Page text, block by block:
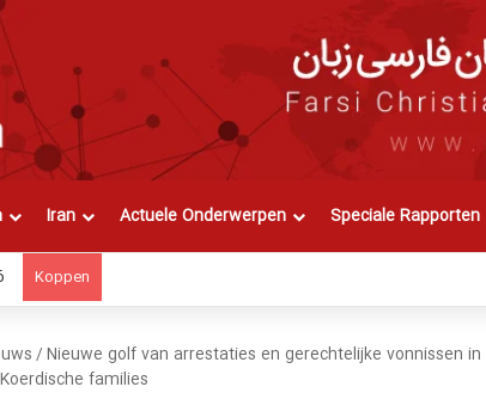
Iran Actuele Onderwerpen Speciale Rapporten
Koppen
/Nieuwe golf van arrestaties en gerechtelijke vonnissen
families